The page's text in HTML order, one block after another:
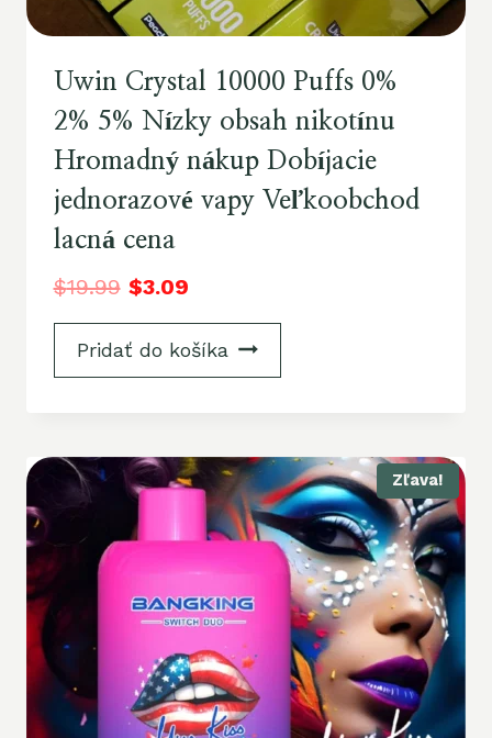
Uwin Crystal 10000 Puffs 0%
2% 5% Nízky obsah nikotínu
Hromadný nákup Dobíjacie
jednorazové vapy Veľkoobchod
lacná cena
$19.99 $3.09
Pridať do košíka
Zľava!